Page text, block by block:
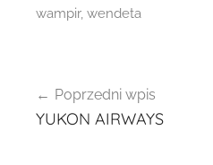
wampir, wendeta
wpisu
Poprzedni wpis
YUKON AIRWAYS